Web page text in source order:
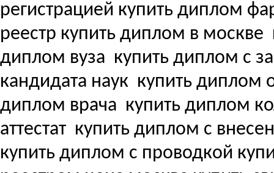
регистрацией купить диплом
реестр купить диплом в москве
диплом вуза купить диплом с
кандидата наук купить диплом
диплом врача купить диплом
аттестат купить диплом с
купить диплом с проводкой